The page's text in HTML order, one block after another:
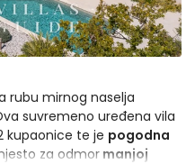
rubu mirnog naselja
suvremeno uređena vila
kupaonice te je pogodna
za odmor manjoj